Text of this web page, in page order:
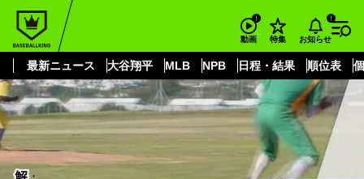
動画 特集 お知らせ
最新ニュース 大谷翔平 MLB NPB 日程・結果 順位表
もっと見る